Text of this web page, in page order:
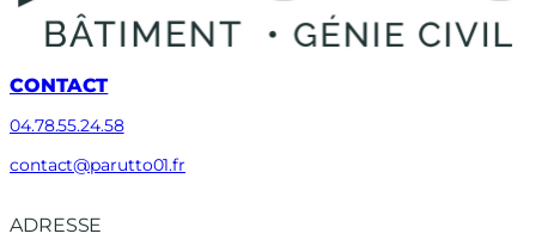
CONTACT
04.78.55.24.58
contact@parutto01.fr
ADRESSE